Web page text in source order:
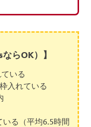
らOK）】
いる
入れている
る（平均6.5時間